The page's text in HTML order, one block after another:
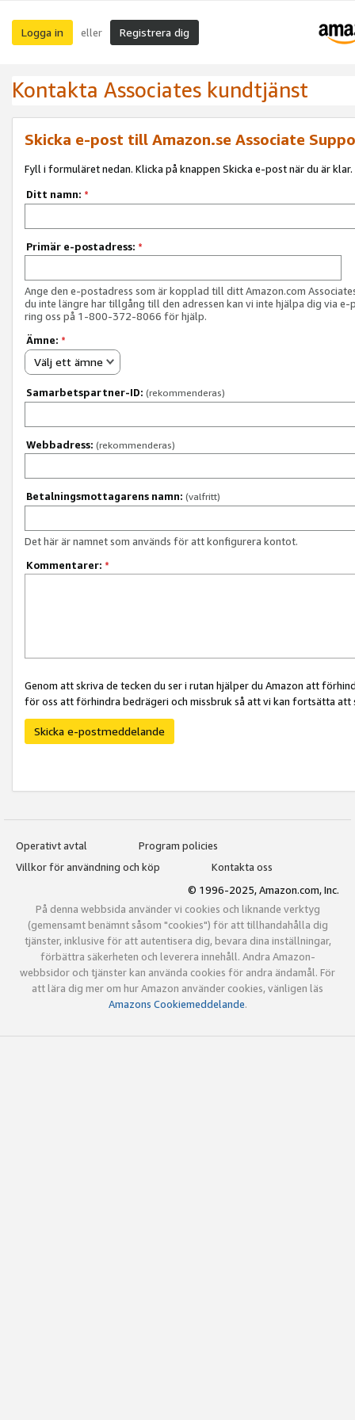
Logga in eller Registrera dig
Kontakta Associates kundtjänst
Skicka e-post till Amazon.se Associate
Fyll i formuläret nedan. Klicka på knappen Skicka e-post när du är klar.
Ditt namn: *
Primär e-postadress: *
Ange den e-postadress som är kopplad till ditt Amazon.com
du inte längre har tillgång till den adressen kan vi inte hjälpa dig via e-
ring oss på 1-800-372-8066 för hjälp.
Ämne: *
Välj ett ämne
Samarbetspartner-ID: (rekommenderas)
Webbadress: (rekommenderas)
Betalningsmottagarens namn: (valfritt)
Det här är namnet som används för att konfigurera kontot.
Kommentarer: *
Genom att skriva de tecken du ser i rutan hjälper du Amazon att
för oss att förhindra bedrägeri och missbruk så att vi kan fortsätta
Skicka e-postmeddelande
Operativt avtal
Program policies
Villkor för användning och köp
Kontakta oss
© 1996-2025, Amazon.com, Inc.
På denna webbsida använder vi cookies och liknande verktyg
(gemensamt benämnt såsom "cookies") för att tillhandahålla dig
tjänster, inklusive för att autentisera dig, bevara dina inställningar,
förbättra säkerheten och leverera innehåll. Andra Amazon-
webbsidor och tjänster kan använda cookies för andra ändamål. För
att lära dig mer om hur Amazon använder cookies, vänligen läs
Amazons Cookiemeddelande.